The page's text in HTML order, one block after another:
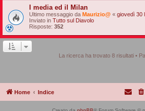
I media ed il Milan
Ultimo messaggio da Maurizio@ « giovedì 30
Inviato in Tutto sul Diavolo
Risposte: 352
La ricerca ha trovato 8 risultati •
Home Indice